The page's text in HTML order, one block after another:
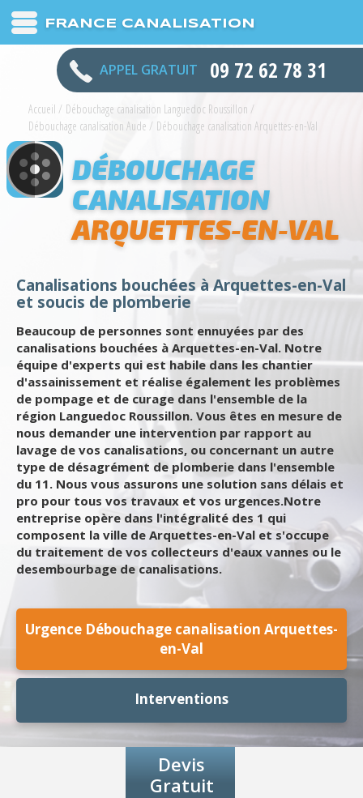
FRANCE CANALISATION
APPEL GRATUIT 09 72 62 78 31
Accueil / Débouchage canalisation Languedoc Roussillon /
Débouchage canalisation Aude / Débouchage canalisation Arquettes-en-Val
DÉBOUCHAGE
CANALISATION
ARQUETTES-EN-VAL
Canalisations bouchées à Arquettes-en-Val
et soucis de plomberie
Beaucoup de personnes sont ennuyées par des
canalisations bouchées à Arquettes-en-Val. Notre
équipe d'experts qui est habile dans les chantier
d'assainissement et réalise également les problèmes
de pompage et de curage dans l'ensemble de la
région Languedoc Roussillon. Vous êtes en mesure de
nous demander une intervention par rapport au
lavage de vos canalisations, ou concernant un autre
type de désagrément de plomberie dans l'ensemble
du 11. Nous vous assurons une solution sans délais et
pro pour tous vos travaux et vos urgences.Notre
entreprise opère dans l'intégralité des 1 qui
composent la ville de Arquettes-en-Val et s'occupe
du traitement de vos collecteurs d'eaux vannes ou le
desembourbage de canalisations.
Urgence Débouchage canalisation Arquettes-
en-Val
Interventions
Devis
Gratuit